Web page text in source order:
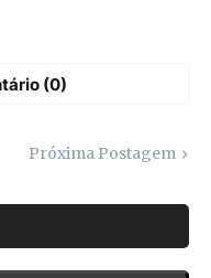
(0)
Próxima Postagem